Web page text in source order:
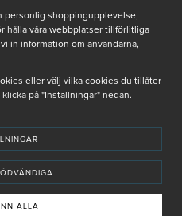
jag Seth och Sallyintegritetspolicy
användas till våra nyhetsbrev.
SIDA ÄR FRAMTAGNA OCH GRANSKADE
personlig shoppingupplevelse,
hålla våra webbplatser tillförlitliga
in information om användarna,
eller välj vilka cookies du tillåter
på "Inställningar" nedan.
ALLA